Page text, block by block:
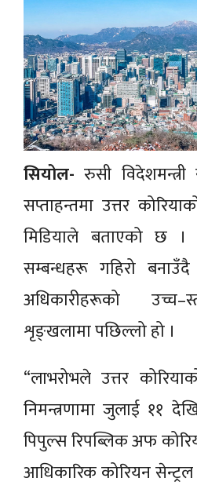
सियोल- रुसी
सप्ताहन्तमा उत्तर
मिडियाले बताएको छ
सम्बन्धहरू गहिरो
अधिकारीहरूको
शृङ्खलामा पछिल्लो हो ।
“लाभरोभले उत्तर
निमन्त्रणामा जुलाई ११
पिपुल्स रिपब्लिक अफ
आधिकारिक कोरियन